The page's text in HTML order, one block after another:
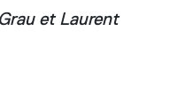
et Laurent